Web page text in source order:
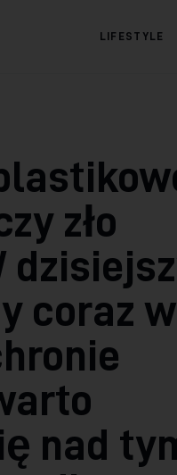
LIFESTYLE
zło
coraz
nad